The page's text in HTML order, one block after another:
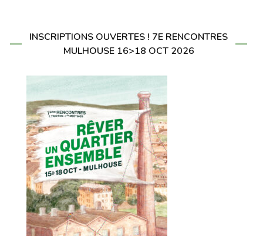
INSCRIPTIONS OUVERTES ! 7E RENCONTRES
MULHOUSE 16>18 OCT 2026